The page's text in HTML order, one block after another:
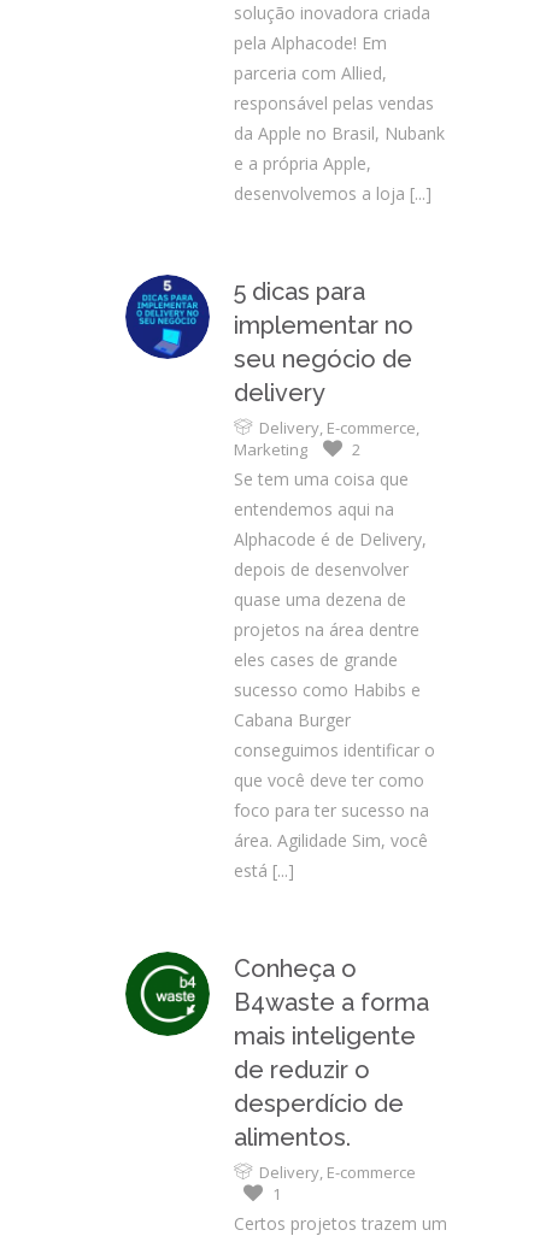
solução inovadora criada
pela Alphacode! Em
parceria com Allied,
responsável pelas vendas
da Apple no Brasil, Nubank
e a própria Apple,
desenvolvemos a loja [...]
5 dicas para
implementar no
seu negócio de
delivery
Delivery, E-commerce,
Marketing
2
Se tem uma coisa que
entendemos aqui na
Alphacode é de Delivery,
depois de desenvolver
quase uma dezena de
projetos na área dentre
eles cases de grande
sucesso como Habibs e
Cabana Burger
conseguimos identificar o
que você deve ter como
foco para ter sucesso na
área. Agilidade Sim, você
está [...]
Conheça o
B4waste a forma
mais inteligente
de reduzir o
desperdício de
alimentos.
Delivery, E-commerce
1
Certos projetos trazem um